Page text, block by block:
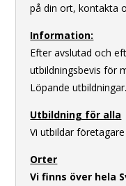
på din ort, kontakta
Information:
Efter avslutad och
utbildningsbevis för
Löpande utbildningar.
Utbildning för alla
Vi utbildar
Orter
Vi finns över hela